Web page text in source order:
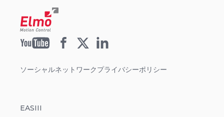
ソーシャルネットワークプライバシーポリシー
EASIII